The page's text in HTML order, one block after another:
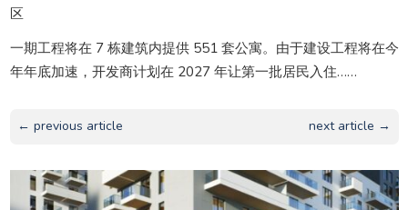
区
一期工程将在 7 栋建筑内提供 551 套公寓。由于建设工程将在今
年年底加速，开发商计划在 2027 年让第一批居民入住……
← previous article next article →